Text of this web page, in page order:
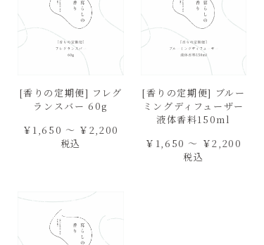
[香りの定期便] フレグ
ランスバー 60g
￥1,650 ～ ￥2,200
税込
[香りの定期便] ブルー
ミングディフューザー
液体香料150ml
￥1,650 ～ ￥2,200
税込